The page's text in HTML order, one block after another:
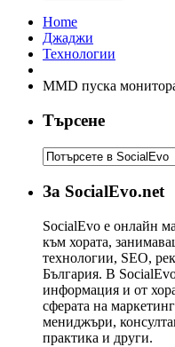
Home
Джаджи
Технологии
MMD пуска
Търсене
За SocialEvo.net
SocialEvo е онлайн
към хората,
технологии, SEO,
България. В
информация и от
сферата на
мениджъри,
практика и други.